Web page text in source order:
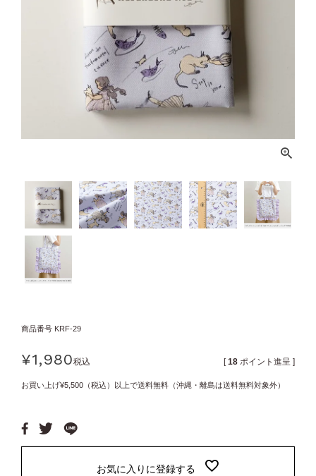
商品番号 KRF-29
¥1,980税込 [ 18 ポイント進呈 ]
お買い上げ¥5,500（税込）以上で送料無料（沖縄・離島は送料無料対象外）
お気に入りに登録する